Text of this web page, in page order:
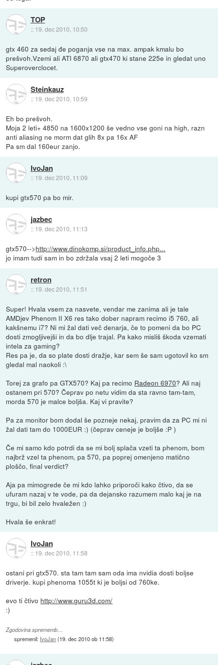
TOP
:: 19. dec 2010, 10:50
gtx 460 za sedaj đe poganja vse na max. ampak kmalu bo
prešvoh.Vzemi ali ATI 6870 ali gtx470 ki stane 225e in gledat uno
Superoverclocet.
Steinkauz
:: 19. dec 2010, 10:59
Eh bo prešvoh.
Moja 2 leti+ 4850 na 1600x1200 še vedno vse goni na high, razn
anti aliasing ne morm dat glih 8x pa 16x AF
Pa sm dal 160eur zanjo.
IvoJan
:: 19. dec 2010, 11:09
kupi gtx570 pa bo mir.
jazbec
:: 19. dec 2010, 11:13
gtx570-->http://www.dinokomp.si/product_info.php...
jo imam tudi sam in bo zdržala vsaj 2 leti mogoče 3
retron
:: 19. dec 2010, 11:51
Super! Hvala vsem za nasvete, vendar me zanima ali je tale
AMDjev Phenom II X6 res tako dober napram recimo i5 760, ali
kakšnemu i7? Ni mi žal dati več denarja, če to pomeni da bo PC
dosti zmogljivejši in da bo dlje trajal. Pa kako misliš škoda vzemati
intela za gaming?
Res pa je, da so plate dosti dražje, kar sem še sam ugotovil ko sm
gledal mal naokoli :\
Torej za grafo pa GTX570? Kaj pa recimo Radeon 6970? Ali naj
ostanem pri 570? Čeprav po netu vidim da sta ravno tam-tam,
morda 570 je malce boljša. Kaj vi pravite?
Pa za monitor bom dodal še pozneje nekaj, pravim da za PC mi ni
žal dati tam do 1000EUR :) (čeprav ceneje je boljše :P )
Če mi samo kdo potrdi da se mi bolj splača vzeti ta phenom, bom
najbrž vzel ta phenom, pa 570, pa poprej omenjeno matično
ploščo, final verdict?
Aja pa mimogrede če mi kdo lahko priporoči kako čtivo, da se
ufuram nazaj v te vode, pa da dejansko razumem malo kaj je na
trgu, bi bil zelo hvaležen :)
Hvala še enkrat!
IvoJan
:: 19. dec 2010, 11:58
ostani pri gtx570. sta tam tam sam oda ima nvidia dosti boljse
driverje. kupi phenoma 1055t ki je boljsi od 760ke.
evo ti čtivo http://www.guru3d.com/
:)
Zgodovina sprememb…
spremenil: IvoJan(19. dec 2010 ob 11:58)